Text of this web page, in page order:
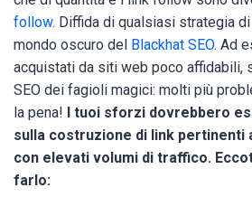
follow. Diffida di qualsiasi strategia
mondo oscuro del Blackhat SEO. Ad
acquistati da siti web poco affidabili,
SEO dei fagioli magici: molti più
la pena!
I tuoi sforzi dovrebbero
sulla costruzione di link pertinenti
con elevati volumi di traffico.
farlo: